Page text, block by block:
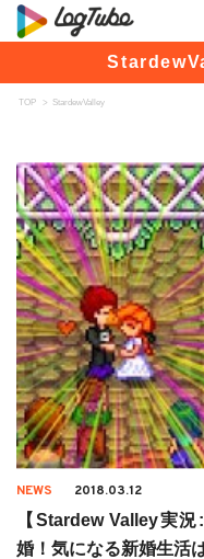
TOP > StardewValley
NEWS 2018.03.12
【Stardew Valley実
婚！気になる新婚生活